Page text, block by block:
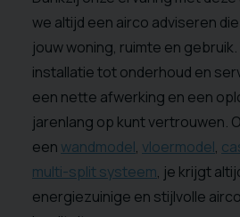
we altijd een airco adviseren
jouw woning, ruimte en gebruik.
installatie tot onderhoud en
een nette afwerking en een
jarenlang op kunt vertrouwen.
een wandmodel, vloermodel,
multi-split systeem, je krijgt
energiezuinige en stijlvolle